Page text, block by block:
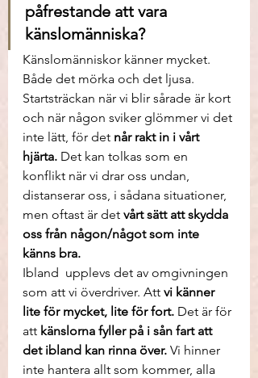
påfrestande att vara
känslomänniska?
Känslomänniskor känner mycket.
Både det mörka och det ljusa.
Startsträckan när vi blir sårade är kort
och när någon sviker glömmer vi det
inte lätt, för det når rakt in i vårt
hjärta. Det kan tolkas som en
konflikt när vi drar oss undan,
distanserar oss, i sådana situationer,
men oftast är det vårt sätt att skydda
oss från någon/något som inte
känns bra.
Ibland  upplevs det av omgivningen
som att vi överdriver. Att vi känner
lite för mycket, lite för fort. Det är för
att känslorna fyller på i sån fart att
det ibland kan rinna över. Vi hinner
inte hantera allt som kommer, alla